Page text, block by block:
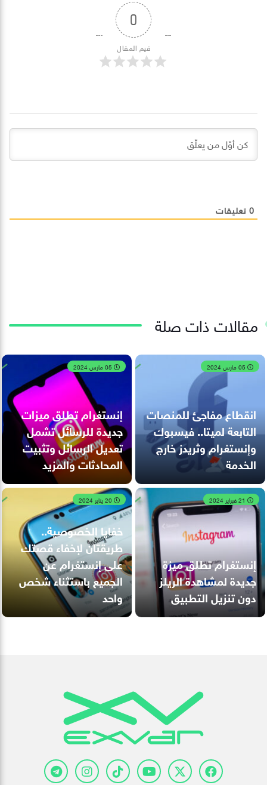
0
قيم المقال
0 تعليقات
مقالات ذات صلة
انقطاع مفاجئ للمنصات
التابعة لميتا.. فيسبوك
وإنستغرام وثريدز خارج
الخدمة
إنستغرام تطلق ميزات
جديدة للرسائل تشمل
تعديل الرسائل وتثبيت
المحادثات والمزيد
إنستغرام تطلق ميزة
جديدة لمشاهدة الريلز
دون تنزيل التطبيق
خفايا الخصوصية..
طريقتان لإخفاء قصتك
على إنستغرام عن
الجميع باستثناء شخص
واحد